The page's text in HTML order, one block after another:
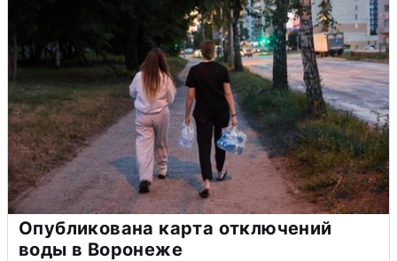
Опубликована карта отключений
воды в Воронеже